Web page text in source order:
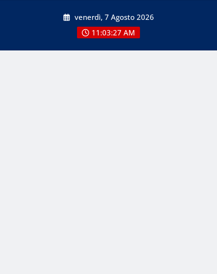
venerdì, 7 Agosto 2026
11:03:28 AM